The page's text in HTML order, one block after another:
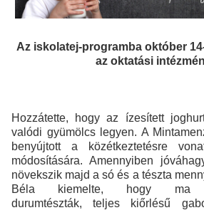
Az iskolatej-programba október
az oktatási
Hozzátette, hogy az ízesített
valódi gyümölcs legyen. A
benyújtott a közétkeztetésre
módosítására. Amennyiben
növekszik majd a só és a tészta
Béla kiemelte, hogy ma
durumtészták, teljes kiőrlésű